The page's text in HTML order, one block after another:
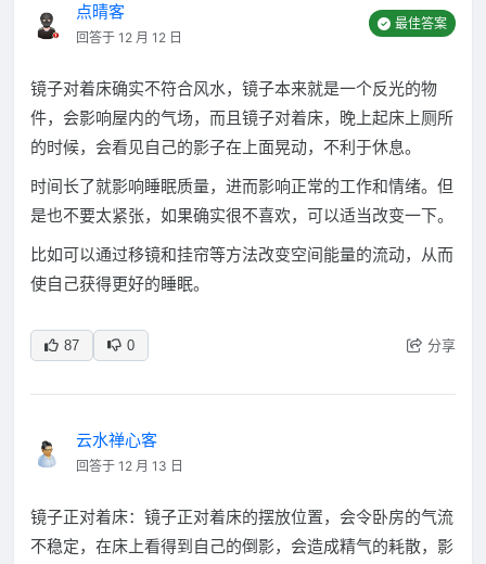
点晴客
回答于 12 月 12 日
最佳答案
镜子对着床确实不符合风水，镜子本来就是一个反光的物
件，会影响屋内的气场，而且镜子对着床，晚上起床上厕所
的时候，会看见自己的影子在上面晃动，不利于休息。
时间长了就影响睡眠质量，进而影响正常的工作和情绪。但
是也不要太紧张，如果确实很不喜欢，可以适当改变一下。
比如可以通过移镜和挂帘等方法改变空间能量的流动，从而
使自己获得更好的睡眠。
87 0 分享
云水禅心客
回答于 12 月 13 日
镜子正对着床：镜子正对着床的摆放位置，会令卧房的气流
不稳定，在床上看得到自己的倒影，会造成精气的耗散，影